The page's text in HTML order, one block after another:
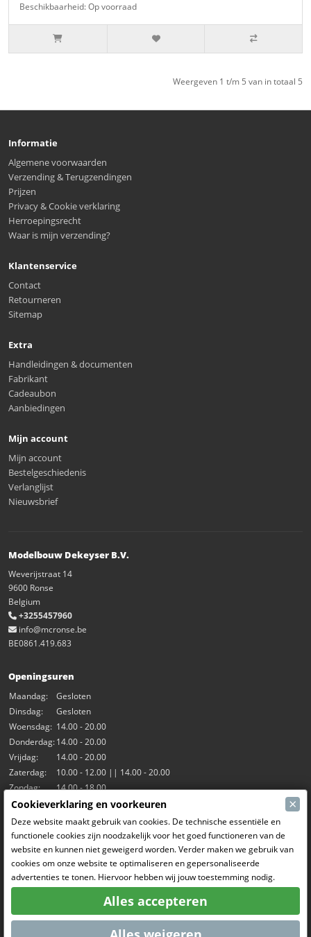
Beschikbaarheid: Op voorraad
Weergeven 1 t/m 5 van in totaal 5
Informatie
Algemene voorwaarden
Verzending & Terugzendingen
Prijzen
Privacy & Cookie verklaring
Herroepingsrecht
Waar is mijn verzending?
Klantenservice
Contact
Retourneren
Sitemap
Extra
Handleidingen & documenten
Fabrikant
Cadeaubon
Aanbiedingen
Mijn account
Mijn account
Bestelgeschiedenis
Verlanglijst
Nieuwsbrief
Modelbouw Dekeyser B.V.
Weverijstraat 14
9600 Ronse
Belgium
+3255457960
info@mcronse.be
BE0861.419.683
Openingsuren
Maandag:
Gesloten
Dinsdag:
Gesloten
Woensdag: 14.00 - 20.00
Donderdag:14.00 - 20.00
Vrijdag:
14.00 - 20.00
Zaterdag:
10.00 - 12.00 || 14.00 - 20.00
Zondag:
14.00 - 18.00
Onze activiteiten
Indoorhal Hangar7
RC Driften
RC Bangers
Fun and Friends
Sociale Media
Cookieverklaring en voorkeuren ×
Deze website maakt gebruik van cookies. De technische essentiële en
functionele cookies zijn noodzakelijk voor het goed functioneren van de
website en kunnen niet geweigerd worden. Verder maken we gebruik van
cookies om onze website te optimaliseren en gepersonaliseerde
advertenties te tonen. Hiervoor hebben wij jouw toestemming nodig.
Alles accepteren